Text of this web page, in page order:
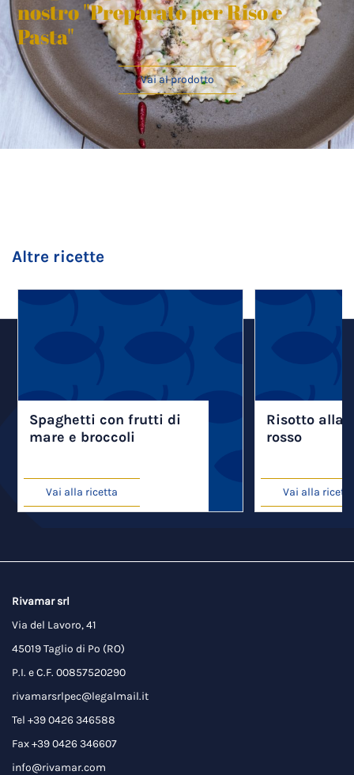
nostro "Preparato per Riso e
Pasta"
Vai al prodotto
Altre ricette
Spaghetti con frutti di
mare e broccoli
Vai alla ricetta
Risotto alla
rosso
Vai alla ricetta
Rivamar srl
Via del Lavoro, 41
45019 Taglio di Po (RO)
P.I. e C.F. 00857520290
rivamarsrlpec@legalmail.it
Tel +39 0426 346588
Fax +39 0426 346607
info@rivamar.com